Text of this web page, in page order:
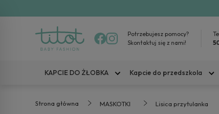
Potrzebujesz pomocy?
Skontaktuj się z nami!
KAPCIE DO ŻŁOBKA Kapcie do przedszkola
Strona główna MASKOTKI Lisica przytulanka